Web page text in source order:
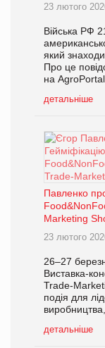
23 лютого
Війська РФ
який
Про це
на AgroPortal.
детальніше
Павленко
Marketing
23 лютого
26–27
Виставка-
Trade-
подія для
детальніше